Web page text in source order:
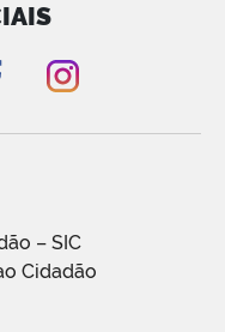
– SIC
Cidadão